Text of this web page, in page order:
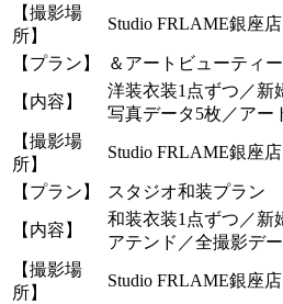
【撮影場
所】
Studio FRLAME銀座
【プラン】 ＆アートビューティ
【内容】
洋装衣装1点ずつ／新
写真データ5枚／アー
【撮影場
所】
Studio FRLAME銀座店
【プラン】 スタジオ和装プラン
【内容】
和装衣装1点ずつ／新
アテンド／全撮影デ
【撮影場
所】
Studio FRLAME銀座